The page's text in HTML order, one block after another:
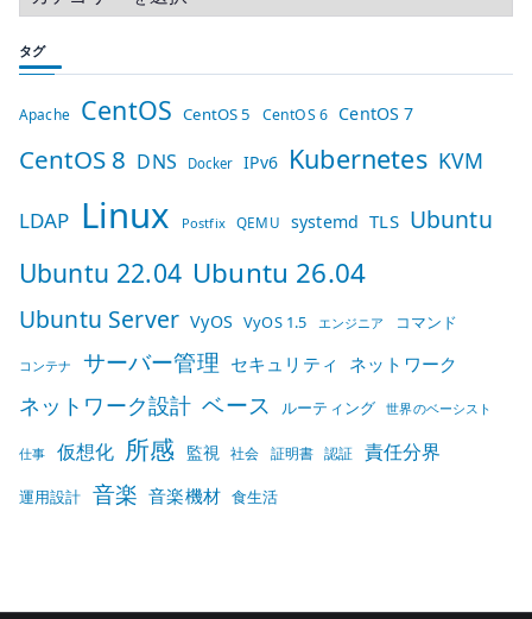
タグ
Apache CentOS CentOS 5 CentOS 6 CentOS 7
CentOS 8 DNS Docker IPv6 Kubernetes KVM
LDAP Linux Postfix QEMU systemd TLS Ubuntu
Ubuntu 22.04 Ubuntu 26.04
Ubuntu Server VyOS VyOS 1.5 エンジニア コマンド
コンテナ サーバー管理 セキュリティ ネットワーク
ネットワーク設計 ベース ルーティング 世界のベーシスト
仕事 仮想化 所感 監視 社会 証明書 認証 責任分界
運用設計 音楽 音楽機材 食生活